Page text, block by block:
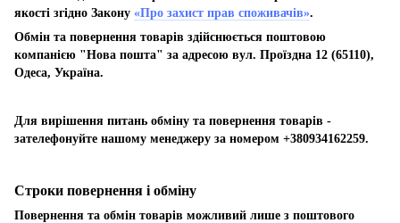
якості згідно Закону «Про захист прав споживачів».
Обмін та повернення товарів здійснюється поштовою
компанією "Нова пошта" за адресою вул. Проїздна 12 (65110),
Одеса, Україна.
Для вирішення питань обміну та повернення товарів -
зателефонуйте нашому менеджеру за номером +380934162259.
Строки повернення і обміну
Повернення та обмін товарів можливий лише з поштового